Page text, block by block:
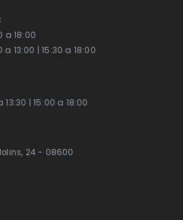
a 18:00
13:00 | 15:30 a 18:00
| 15:00 a 18:00
24 - 08600